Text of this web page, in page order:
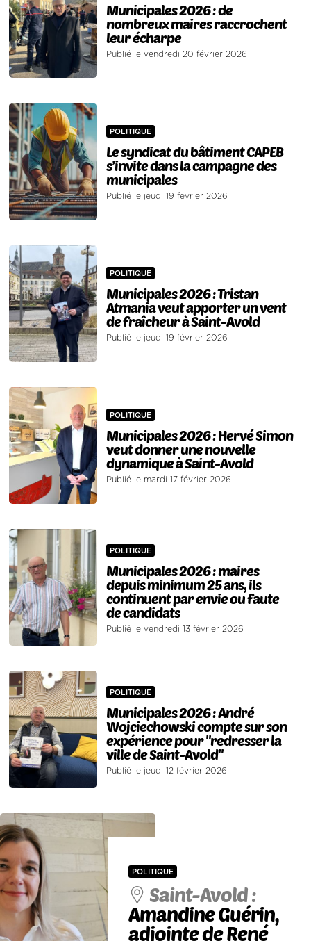
Municipales 2026 : de
nombreux maires raccrochent
leur écharpe
Publié le vendredi 20 février 2026
POLITIQUE
Le syndicat du bâtiment CAPEB
s’invite dans la campagne des
municipales
Publié le jeudi 19 février 2026
POLITIQUE
Municipales 2026 : Tristan
Atmania veut apporter un vent
de fraîcheur à Saint-Avold
Publié le jeudi 19 février 2026
POLITIQUE
Municipales 2026 : Hervé Simon
veut donner une nouvelle
dynamique à Saint-Avold
Publié le mardi 17 février 2026
POLITIQUE
Municipales 2026 : maires
depuis minimum 25 ans, ils
continuent par envie ou faute
de candidats
Publié le vendredi 13 février 2026
POLITIQUE
Municipales 2026 : André
Wojciechowski compte sur son
expérience pour "redresser la
ville de Saint-Avold"
Publié le jeudi 12 février 2026
POLITIQUE
Saint-Avold :
Amandine Guérin,
adjointe de René